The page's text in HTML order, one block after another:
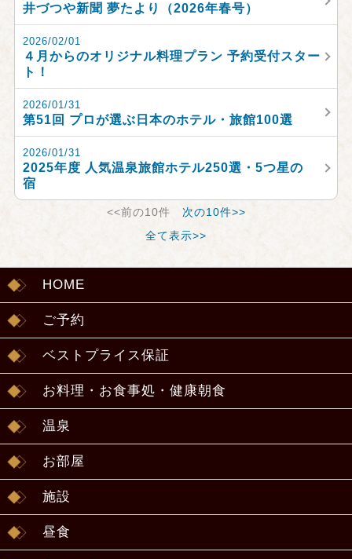
井づつや新聞 夢たより（2026年春号）
2026/02/01
４月からのオリジナル料理プラン 予約受付スター
ト！
2026/01/31
第51回 プロが選ぶ日本のホテル・旅館100選
2026/01/31
2025年度 人気温泉旅館ホテル250選・5つ星の
宿
<<前の10件 次の10件>>
全て表示>>
HOME
ご予約
ベストプライス保証
お料理・お食事処・健康朝食
温泉
お部屋
施設
昼食